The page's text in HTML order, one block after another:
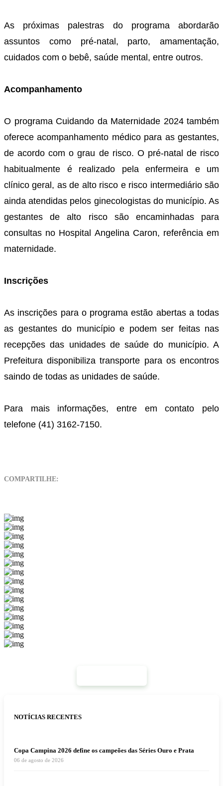
As próximas palestras do programa abordarão
assuntos como pré-natal, parto, amamentação,
cuidados com o bebê, saúde mental, entre outros.
Acompanhamento
O programa Cuidando da Maternidade 2024 também
oferece acompanhamento médico para as gestantes,
de acordo com o grau de risco. O pré-natal de risco
habitualmente é realizado pela enfermeira e um
clínico geral, as de alto risco e risco intermediário são
ainda atendidas pelos ginecologistas do município. As
gestantes de alto risco são encaminhadas para
consultas no Hospital Angelina Caron, referência em
maternidade.
Inscrições
As inscrições para o programa estão abertas a todas
as gestantes do município e podem ser feitas nas
recepções das unidades de saúde do município. A
Prefeitura disponibiliza transporte para os encontros
saindo de todas as unidades de saúde.
Para mais informações, entre em contato pelo
telefone (41) 3162-7150.
COMPARTILHE:
NOTÍCIAS RECENTES
Copa Campina 2026 define os campeões das Séries Ouro e Prata
06 de agosto de 2026